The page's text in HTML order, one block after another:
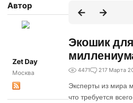
Автор
Zet Day
Москва
Экошик
4471 217 Марта
Эксперты из мира
что требуется